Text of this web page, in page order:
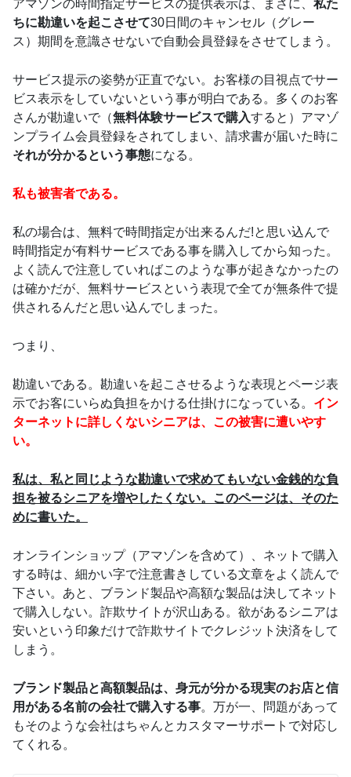
アマゾンの時間指定サービスの提供表示は、まさに、 私た
ちに勘違いを起こさせて30日間のキャンセル（グレー
ス）期間を意識させないで自動会員登録をさせてしまう。
サービス提示の姿勢が正直でない。お客様の目視点でサー
ビス表示をしていないという事が明白である。多くのお客
さんが勘違いで（無料体験サービスで購入すると）アマゾ
ンプライム会員登録をされてしまい、請求書が届いた時に
それが分かるという事態になる。
私も被害者である。
私の場合は、無料で時間指定が出来るんだ!と思い込んで
時間指定が有料サービスである事を購入してから知った。
よく読んで注意していればこのような事が起きなかったの
は確かだが、無料サービスという表現で全てが無条件で提
供されるんだと思い込んでしまった。
つまり、
勘違いである。勘違いを起こさせるような表現とページ表
示でお客にいらぬ負担をかける仕掛けになっている。 イン
ターネットに詳しくないシニアは、この被害に遭いやす
い。
私は、私と同じような勘違いで求めてもいない金銭的な負
担を被るシニアを増やしたくない。このページは、そのた
めに書いた。
オンラインショップ（アマゾンを含めて）、ネットで購入
する時は、細かい字で注意書きしている文章をよく読んで
下さい。あと、ブランド製品や高額な製品は決してネット
で購入しない。詐欺サイトが沢山ある。欲があるシニアは
安いという印象だけで詐欺サイトでクレジット決済をして
しまう。
ブランド製品と高額製品は、身元が分かる現実のお店と信
用がある名前の会社で購入する事。万が一、問題があって
もそのような会社はちゃんとカスタマーサポートで対応し
てくれる。